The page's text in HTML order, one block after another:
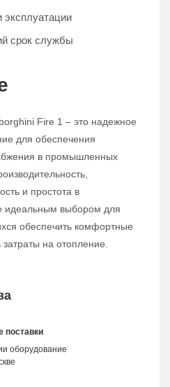
эксплуатации
срок службы
Fire 1 – это надежное
для обеспечения
в промышленных
и простота в
идеальным выбором для
обеспечить комфортные
на отопление.
поставки
оборудование